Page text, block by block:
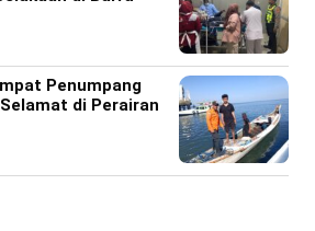
Penumpang
di Perairan